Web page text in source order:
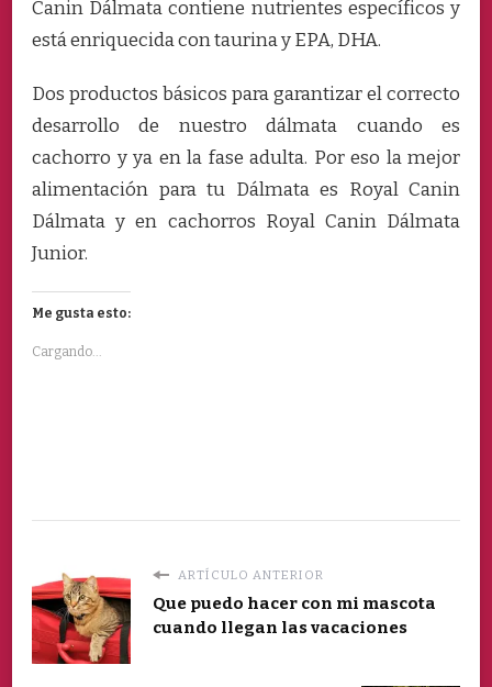
Canin Dálmata contiene nutrientes específicos y
está enriquecida con taurina y EPA, DHA.
Dos productos básicos para garantizar el correcto
desarrollo de nuestro dálmata cuando es
cachorro y ya en la fase adulta. Por eso la mejor
alimentación para tu Dálmata es Royal Canin
Dálmata y en cachorros Royal Canin Dálmata
Junior.
Me gusta esto:
Cargando...
ARTÍCULO ANTERIOR
Que puedo hacer con mi mascota
cuando llegan las vacaciones